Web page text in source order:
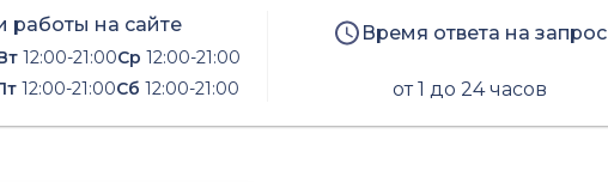
работы на сайте
12:00-21:00Ср 12:00-21:00
12:00-21:00Сб 12:00-21:00
Время ответа на запрос
от 1 до 24 часов